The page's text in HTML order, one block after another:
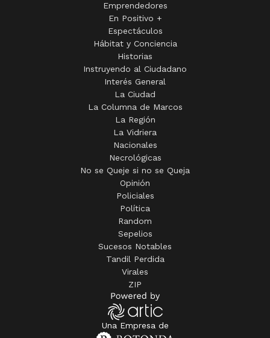
Emprendedores
En Positivo +
Espectáculos
Hábitat y Conciencia
Historias
Instruyendo al Ciudadano
Interés General
La Ciudad
La Columna de Marcos
La Región
La Vidriera
Nacionales
Necrológicas
No se Queje si no se Queja
Opinión
Policiales
Política
Random
Sepelios
Sucesos Notables
Tandil Perdida
Virales
ZIP
Una Empresa de